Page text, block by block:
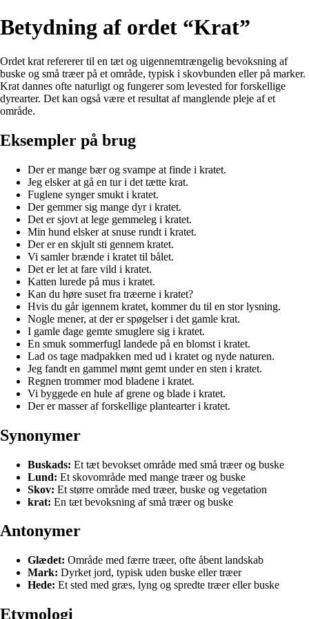
Betydning af ordet “Krat”
Ordet krat refererer til en tæt og uigennemtrængelig bevoksning af
buske og små træer på et område, typisk i skovbunden eller på marker.
Krat dannes ofte naturligt og fungerer som levested for forskellige
dyrearter. Det kan også være et resultat af manglende pleje af et
område.
Eksempler på brug
Der er mange bær og svampe at finde i kratet.
Jeg elsker at gå en tur i det tætte krat.
Fuglene synger smukt i kratet.
Der gemmer sig mange dyr i kratet.
Det er sjovt at lege gemmeleg i kratet.
Min hund elsker at snuse rundt i kratet.
Der er en skjult sti gennem kratet.
Vi samler brænde i kratet til bålet.
Det er let at fare vild i kratet.
Katten lurede på mus i kratet.
Kan du høre suset fra træerne i kratet?
Hvis du går igennem kratet, kommer du til en stor lysning.
Nogle mener, at der er spøgelser i det gamle krat.
I gamle dage gemte smuglere sig i kratet.
En smuk sommerfugl landede på en blomst i kratet.
Lad os tage madpakken med ud i kratet og nyde naturen.
Jeg fandt en gammel mønt gemt under en sten i kratet.
Regnen trommer mod bladene i kratet.
Vi byggede en hule af grene og blade i kratet.
Der er masser af forskellige plantearter i kratet.
Synonymer
Buskads: Et tæt bevokset område med små træer og buske
Lund: Et skovområde med mange træer og buske
Skov: Et større område med træer, buske og vegetation
krat: En tæt bevoksning af små træer og buske
Antonymer
Glædet: Område med færre træer, ofte åbent landskab
Mark: Dyrket jord, typisk uden buske eller træer
Hede: Et sted med græs, lyng og spredte træer eller buske
Etymologi